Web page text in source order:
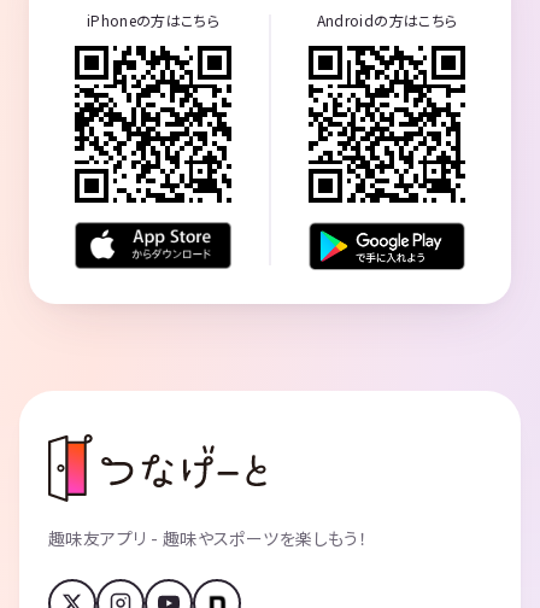
iPhoneの方はこちら Androidの方はこちら
趣味友アプリ - 趣味やスポーツを楽しもう！